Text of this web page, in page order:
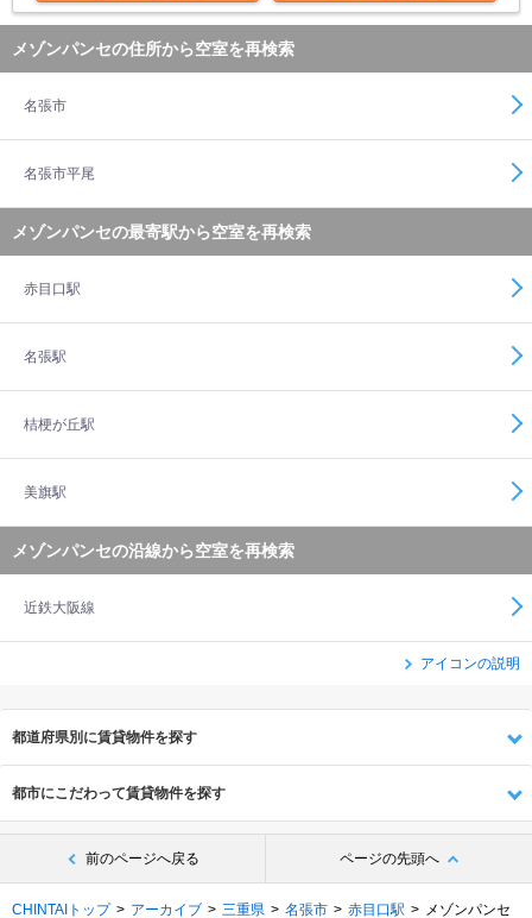
メゾンパンセの住所から空室を再検索
名張市
名張市平尾
メゾンパンセの最寄駅から空室を再検索
赤目口駅
名張駅
桔梗が丘駅
美旗駅
メゾンパンセの沿線から空室を再検索
近鉄大阪線
アイコンの説明
都道府県別に賃貸物件を探す
都市にこだわって賃貸物件を探す
前のページへ戻る ページの先頭へ
CHINTAIトップ アーカイブ 三重県 名張市 赤目口駅 メゾンパンセ